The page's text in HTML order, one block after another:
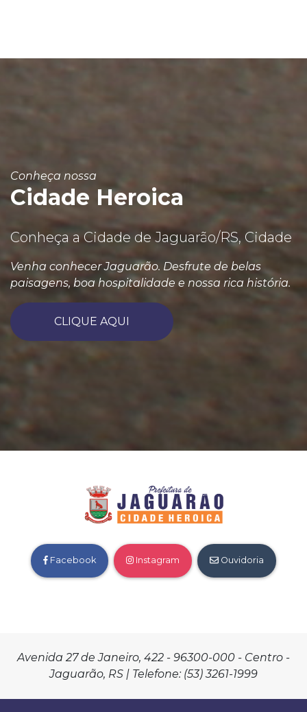
Conheça nossa
Cidade Heroica
Conheça a Cidade de Jaguarão/RS, Cidade
Venha conhecer Jaguarão. Desfrute de belas
paisagens, boa hospitalidade e nossa rica história.
CLIQUE AQUI
Facebook Instagram Ouvidoria
Avenida 27 de Janeiro, 422 - 96300-000 - Centro -
Jaguarão, RS | Telefone: (53) 3261-1999